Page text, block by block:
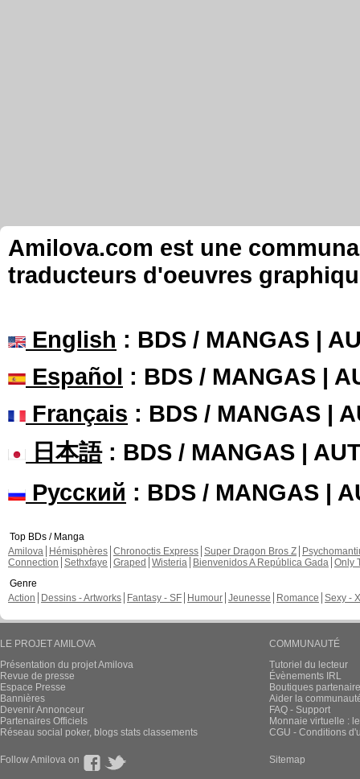
Amilova.com est une
traducteurs d'oeuvres
English : BDS / MANGAS |
Español : BDS / MANGAS |
Français : BDS / MANGAS |
日本語: BDS / MANGAS |
Русский : BDS / MANGAS |
Top BDs / Manga
Amilova
Hémisphères Chronoctis Express Super Dragon Bros Z
Connection Sethxfaye Graped Wisteria Bienvenidos A República Gada Only
Genre
Action
Dessins - Artworks Fantasy - SF Humour Jeunesse Romance Sexy -
LE PROJET AMILOVA
Présentation du projet Amilova
Revue de presse
Espace Presse
Bannières
Devenir Annonceur
Partenaires Officiels
Réseau social poker, blogs stats classements
COMMUNAUTÉ
Tutoriel du lecteur
Évènements IRL
Boutiques
Aider la
FAQ - Support
Monnaie virtuelle :
CGU - Conditions
Follow Amilova on Sitemap